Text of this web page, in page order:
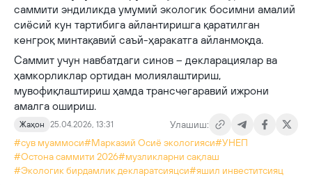
саммити эндиликда умумий экологик босимни амалий
сиёсий кун тартибига айлантиришга қаратилган
кенгроқ минтақавий саъй-ҳаракатга айланмоқда.
Саммит учун навбатдаги синов – декларациялар ва
ҳамкорликлар ортидан молиялаштириш,
мувофиқлаштириш ҳамда трансчегаравий ижрони
амалга ошириш.
Жаҳон 25.04.2026, 13:31
Улашиш:
#сув муаммоси#Марказий Осиё экологияси#УНЕП
#Остона саммити 2026#музликларни сақлаш
#Экологик бирдамлик декларатсияцси#яшил инвеститсияц